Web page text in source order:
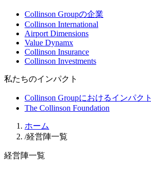
Collinson Groupの企業
Collinson International
Airport Dimensions
Value Dynamx
Collinson Insurance
Collinson Investments
私たちのインパクト
Collinson Groupにおけるインパクト
The Collinson Foundation
ホーム
/経営陣一覧
経営陣一覧